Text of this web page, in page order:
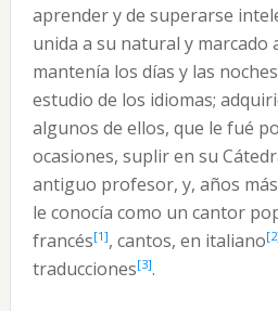
aprender y de superarse
unida a su natural y marcado
mantenía los días y las
estudio de los idiomas;
algunos de ellos, que le fué
ocasiones, suplir en su
antiguo profesor, y, años
le conocía como un cantor
francés[1], cantos, en italiano
traducciones[3].